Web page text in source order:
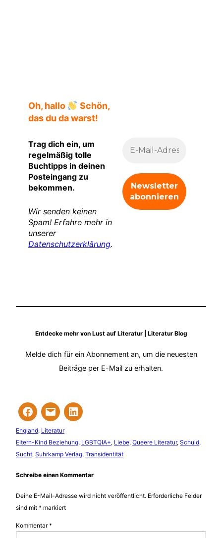
Oh, hallo
Schön,
das du da warst!
Trag dich ein, um
regelmäßig tolle
Buchtipps in deinen
Posteingang zu
bekommen.
Wir senden keinen
Spam! Erfahre mehr in
unserer
Datenschutzerklärung.
Entdecke mehr von Lust auf Literatur | Literatur Blog
Melde dich für ein Abonnement an, um die neuesten
Beiträge per E-Mail zu erhalten.
England, Literatur
Eltern-Kind Beziehung, LGBTQIA+, Liebe, Queere Literatur, Schuld
Sucht, Suhrkamp Verlag, Transidentität
Schreibe einen Kommentar
Deine E-Mail-Adresse wird nicht veröffentlicht. Erforderliche Felder
sind mit * markiert
Kommentar*